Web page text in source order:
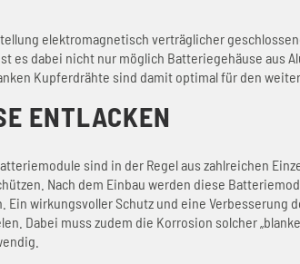
elektromagnetisch verträglicher
es dabei nicht nur möglich Batteriegehäuse
Kupferdrähte sind damit optimal für den
ENTLACKEN
sind in der Regel aus zahlreichen
Nach dem Einbau werden diese
wirkungsvoller Schutz und eine
Dabei muss zudem die Korrosion solcher